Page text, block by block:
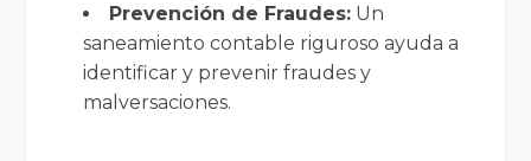
Prevención de Fraudes: Un
saneamiento contable riguroso ayuda a
identificar y prevenir fraudes y
malversaciones.